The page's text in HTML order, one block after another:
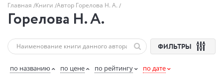
Главная Книги Автор Горелова Н. А.
Горелова Н. А.
ФИЛЬТРЫ
по названию по цене по рейтингу по дате